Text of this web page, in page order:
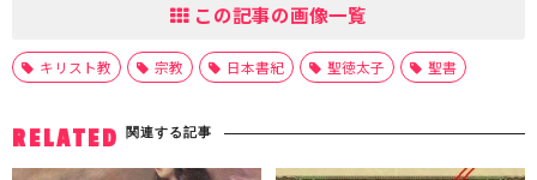
この記事の画像一覧
キリスト教 宗教 日本書紀 聖徳太子 聖書
RELATED 関連する記事